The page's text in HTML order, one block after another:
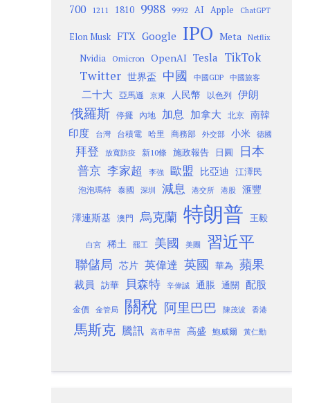
700 1211 1810 9988 9992 AI Apple ChatGPT
Elon Musk FTX Google IPO Meta Netflix
Nvidia Omicron OpenAI Tesla TikTok
Twitter 世界盃 中國 中國GDP 中國旅客
二十大 亞馬遜 京東 人民幣 以色列 伊朗
俄羅斯 停擺 內地 加息 加拿大 北京
南韓
印度
台灣 台積電 哈里 商務部 外交部 小米 德國
拜登 放寬防疫 新10條 施政報告 日圓 日本
普京 李家超 李強 歐盟 比亞迪 江澤民
泡泡瑪特 泰國 深圳 減息 港交所 港股 滙豐
澤連斯基 澳門 烏克蘭 特朗普 王毅
白宮 稀土 罷工 美國 美團 習近平
聯儲局 芯片 英偉達 英國 華為 蘋果
裁員 訪華 貝森特 辛偉誠 通脹 通關 配股
金價 金管局 關稅 阿里巴巴 陳茂波 香港
馬斯克 騰訊 高市早苗 高盛 鮑威爾 黃仁勳